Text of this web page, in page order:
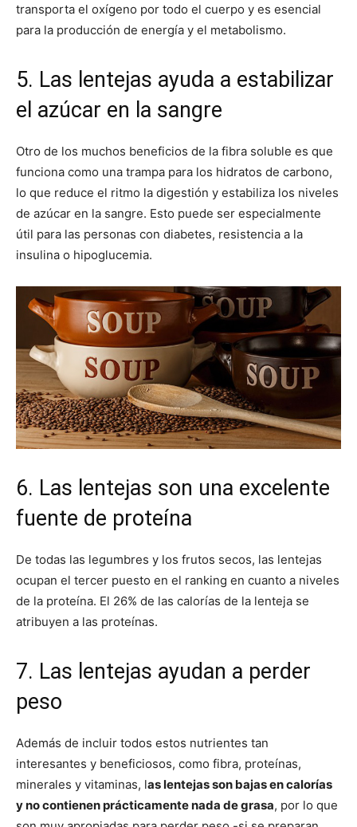
transporta el oxígeno por todo el cuerpo y es esencial
para la producción de energía y el metabolismo.
5. Las lentejas ayuda a estabilizar
el azúcar en la sangre
Otro de los muchos beneficios de la fibra soluble es que
funciona como una trampa para los hidratos de carbono,
lo que reduce el ritmo la digestión y estabiliza los niveles
de azúcar en la sangre. Esto puede ser especialmente
útil para las personas con diabetes, resistencia a la
insulina o hipoglucemia.
6. Las lentejas son una excelente
fuente de proteína
De todas las legumbres y los frutos secos, las lentejas
ocupan el tercer puesto en el ranking en cuanto a niveles
de la proteína. El 26% de las calorías de la lenteja se
atribuyen a las proteínas.
7. Las lentejas ayudan a perder
peso
Además de incluir todos estos nutrientes tan
interesantes y beneficiosos, como fibra, proteínas,
minerales y vitaminas, las lentejas son bajas en calorías
y no contienen prácticamente nada de grasa, por lo que